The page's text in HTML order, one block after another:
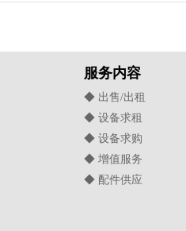
服务内容
◆ 出售/出租
◆ 设备求租
◆ 设备求购
◆ 增值服务
◆ 配件供应